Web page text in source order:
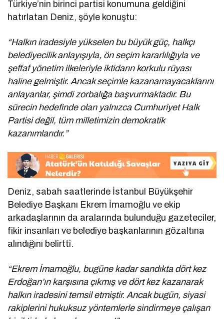
Türkiye’nin birinci partisi konumuna geldiğini
hatırlatan Deniz, şöyle konuştu:
“Halkın iradesiyle yükselen bu büyük güç, halkçı
belediyecilik anlayışıyla, ön seçim kararlılığıyla ve
şeffaf yönetim ilkeleriyle iktidarın korkulu rüyası
haline gelmiştir. Ancak seçimle kazanamayacaklarını
anlayanlar, şimdi zorbalığa başvurmaktadır. Bu
sürecin hedefinde olan yalnızca Cumhuriyet Halk
Partisi değil, tüm milletimizin demokratik
kazanımlarıdır.”
Deniz, sabah saatlerinde İstanbul Büyükşehir
Belediye Başkanı Ekrem İmamoğlu ve ekip
arkadaşlarının da aralarında bulunduğu gazeteciler,
fikir insanları ve belediye başkanlarının gözaltına
alındığını belirtti.
“Ekrem İmamoğlu, bugüne kadar sandıkta dört kez
Erdoğan’ın karşısına çıkmış ve dört kez kazanarak
halkın iradesini temsil etmiştir. Ancak bugün, siyasi
rakiplerini hukuksuz yöntemlerle sindirmeye çalışan